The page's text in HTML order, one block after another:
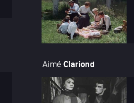
Aimé Clariond